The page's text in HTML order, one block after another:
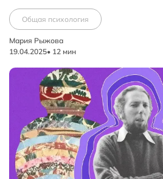
Мария Рыжова
19.04.2025• 12 мин
Общая психология